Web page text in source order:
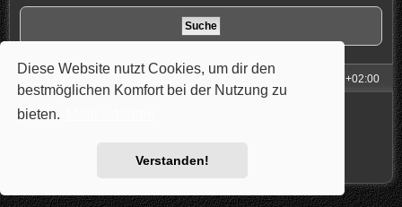
Diese Website nutzt Cookies, um dir den
bestmöglichen Komfort bei der Nutzung zu
bieten.
Verstanden!
UTC+02:00
Powered by
Style: Carbon by Joyce&Luna